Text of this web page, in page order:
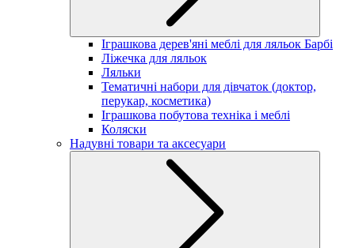
Іграшкова дерев'яні меблі для ляльок Барбі
Ліжечка для ляльок
Ляльки
Тематичні набори для дівчаток (доктор,
перукар, косметика)
Іграшкова побутова техніка і меблі
Коляски
Надувні товари та аксесуари